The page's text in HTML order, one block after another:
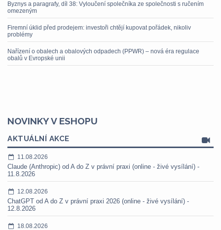
Byznys a paragrafy, díl 38: Vyloučení společníka ze společnosti s ručením
omezeným
Firemní úklid před prodejem: investoři chtějí kupovat pořádek, nikoliv
problémy
Nařízení o obalech a obalových odpadech (PPWR) – nová éra regulace
obalů v Evropské unii
NOVINKY V ESHOPU
AKTUÁLNÍ AKCE
11.08.2026
Claude (Anthropic) od A do Z v právní praxi (online - živé vysílání) -
11.8.2026
12.08.2026
ChatGPT od A do Z v právní praxi 2026 (online - živé vysílání) -
12.8.2026
18.08.2026